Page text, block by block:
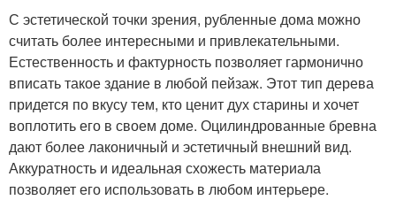
С эстетической точки зрения, рубленные дома можно
считать более интересными и привлекательными.
Естественность и фактурность позволяет гармонично
вписать такое здание в любой пейзаж. Этот тип дерева
придется по вкусу тем, кто ценит дух старины и хочет
воплотить его в своем доме. Оцилиндрованные бревна
дают более лаконичный и эстетичный внешний вид.
Аккуратность и идеальная схожесть материала
позволяет его использовать в любом интерьере.